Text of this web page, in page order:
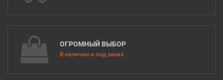
ОГРОМНЫЙ ВЫБОР
В наличии и под заказ